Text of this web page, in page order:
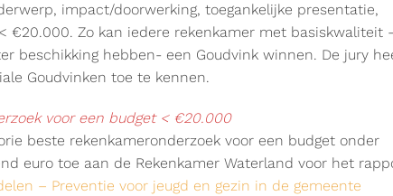
impact/doorwerking, toegankelijke presentatie,
€20.000. Zo kan iedere rekenkamer met basiskwaliteit -
beschikking hebben- een Goudvink winnen. De jury
Goudvinken toe te kennen.
voor een budget < €20.000
beste rekenkameronderzoek voor een budget onder
euro toe aan de Rekenkamer Waterland voor het
– Preventie voor jeugd en gezin in de gemeente